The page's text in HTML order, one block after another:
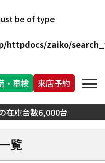
be of type
httpdocs/zaiko/
在庫台数6,000台
・車検 来店予約
覧